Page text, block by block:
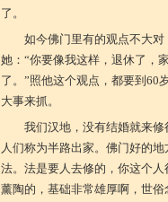
了。
如今佛门里有的观点不大
她：“你要像我这样，退休了，
了。”照他这个观点，都要到60
大事来抓。
我们汉地，没有结婚就来
人们称为半路出家。佛门好的
法。法是要人去修的，你这个
薰陶的，基础非常雄厚啊，世